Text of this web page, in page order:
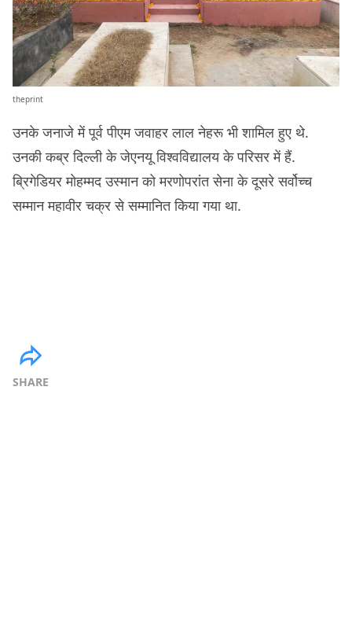
theprint
उनके जनाजे में पूर्व पीएम जवाहर लाल नेहरू भी शामिल हुए थे.
उनकी कब्र दिल्ली के जेएनयू विश्वविद्यालय के परिसर में हैं.
ब्रिगेडियर मोहम्मद उस्मान को मरणोपरांत सेना के दूसरे सर्वोच्च
सम्मान महावीर चक्र से सम्मानित किया गया था.
SHARE